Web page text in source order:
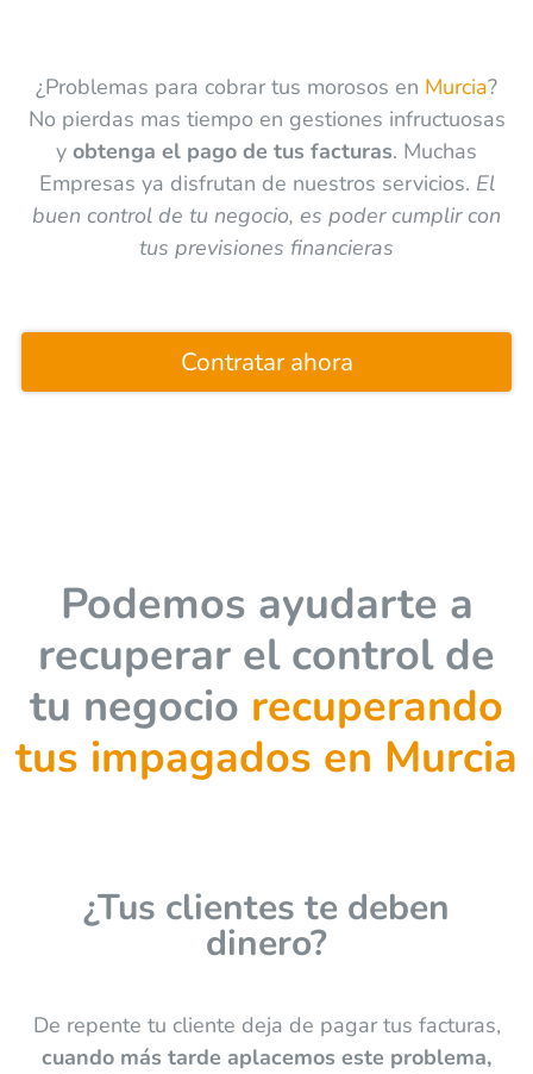
¿Problemas para cobrar tus morosos en Murcia?
No pierdas mas tiempo en gestiones infructuosas
y obtenga el pago de tus facturas. Muchas
Empresas ya disfrutan de nuestros servicios. El
buen control de tu negocio, es poder cumplir con
tus previsiones financieras
Contratar ahora
Podemos ayudarte a
recuperar el control de
tu negocio recuperando
tus impagados en Murcia
¿Tus clientes te deben
dinero?
De repente tu cliente deja de pagar tus facturas,
cuando más tarde aplacemos este problema,